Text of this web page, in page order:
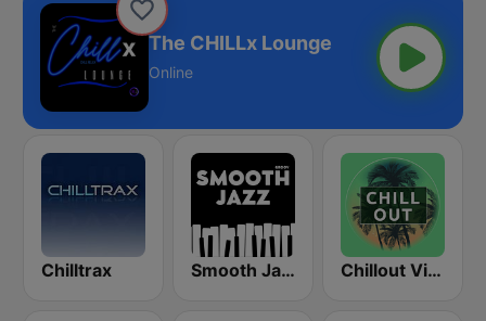
The CHILLx Lounge
Online
Chilltrax Smooth Jazz - Groov Chillout Vibes